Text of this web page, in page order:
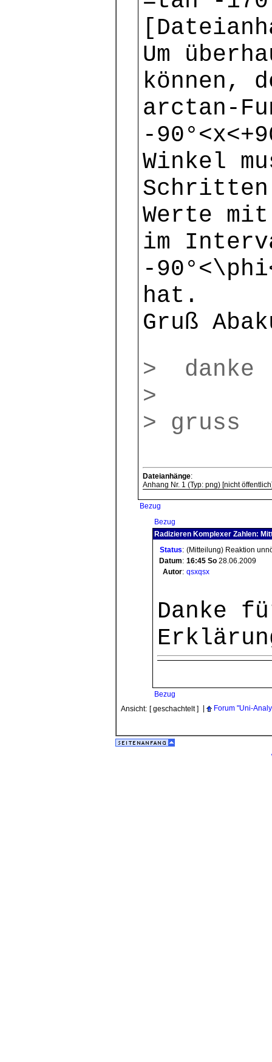
Um
können,
arctan-
-
Winkel
Werte
im
-
hat.
Gruß
> danke
>
> gruss
Dateianhänge:
Anhang Nr. 1 (Typ: png) [nicht
Bezug
Bezug
Radizieren Komplexer Zahlen:
Status: (Mitteilung) Reaktion
Datum: 16:45 So 28.06.2009
Autor: qsxqsx
Danke
Bezug
Ansicht: [ geschachtelt ] Forum "Uni-